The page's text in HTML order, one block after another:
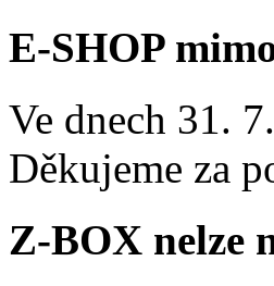
E-SHOP
Ve dnech 31.
Děkujeme za
Z-BOX nelze